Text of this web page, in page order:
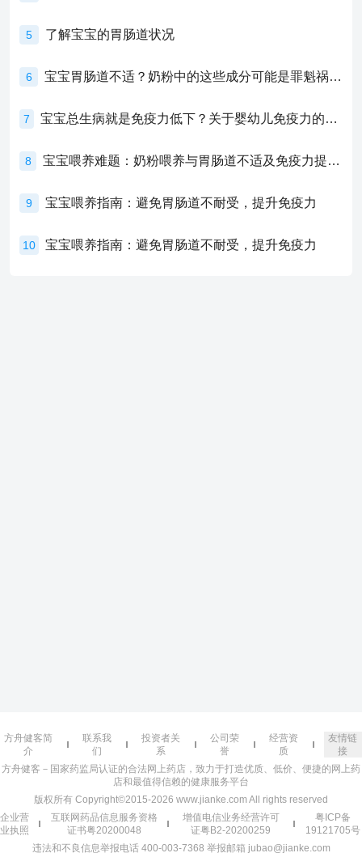
5 了解宝宝的胃肠道状况
6 宝宝胃肠道不适？奶粉中的这些成分可能是罪魁祸首！
7 宝宝总生病就是免疫力低下？关于婴幼儿免疫力的真相，家长必须了解！
8 宝宝喂养难题：奶粉喂养与胃肠道不适及免疫力提升的奥秘
9 宝宝喂养指南：避免胃肠道不耐受，提升免疫力
10 宝宝喂养指南：避免胃肠道不耐受，提升免疫力
方舟健客简
介
联系我
们
投资者关
系
公司荣
誉
经营资
质
友情链
接
方舟健客－国家药监局认证的合法网上药店，致力于打造优质、低价、便捷的网上药
店和最值得信赖的健康服务平台
版权所有 Copyright©2015-2026 www.jianke.com All rights reserved
企业营
业执照
互联网药品信息服务资格
证书粤20200048
增值电信业务经营许可
证粤B2-20200259
粤ICP备
19121705号
违法和不良信息举报电话 400-003-7368 举报邮箱 jubao@jianke.com